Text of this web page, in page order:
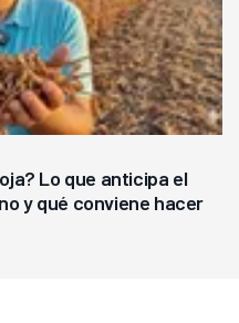
Lo que anticipa el
y qué conviene hacer